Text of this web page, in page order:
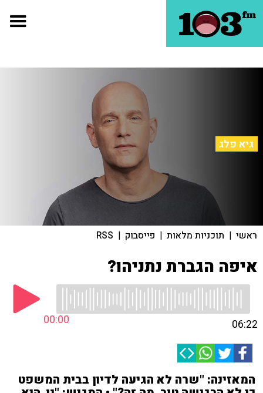
גיא פלג
ראשי | תוכניות מלאות | פייסבוק |
RSS
איפה הגברת נתניהו?
00:00 06:22
המאזינה: "שרה לא הגיעה לדיון בבית המשפט